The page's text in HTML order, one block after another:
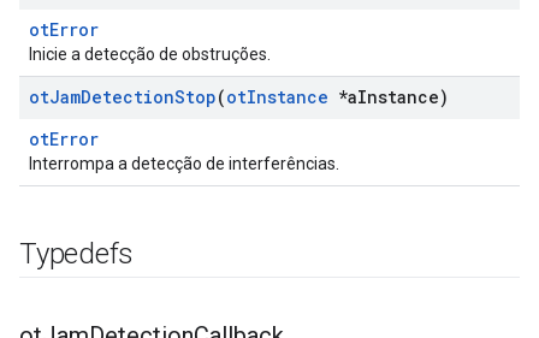
otError
Inicie a detecção de obstruções.
otJamDetectionStop(otInstance *aInstance)
otError
Interrompa a detecção de interferências.
Typedefs